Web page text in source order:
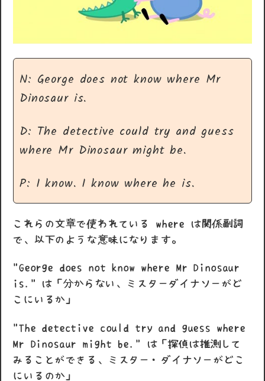
N: George does not know where Mr
Dinosaur is.
D: The detective could try and guess
where Mr Dinosaur might be.
P: I know. I know where he is.
これらの文章で使われている where は関係副詞
で、以下のような意味になります。
"George does not know where Mr Dinosaur
is." は「分からない、ミスターダイナソーがど
こにいるか」
"The detective could try and guess where
Mr Dinosaur might be." は「探偵は推測して
みることができる、ミスター・ダイナソーがどこ
にいるのか」